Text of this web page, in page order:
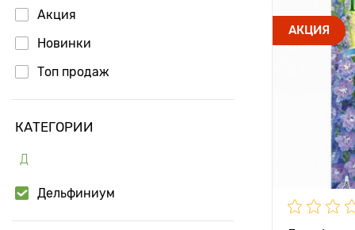
Акция
Новинки
Топ продаж
КАТЕГОРИИ
Д
Дельфиниум
АКЦИЯ
Высота
Растояние
растениями